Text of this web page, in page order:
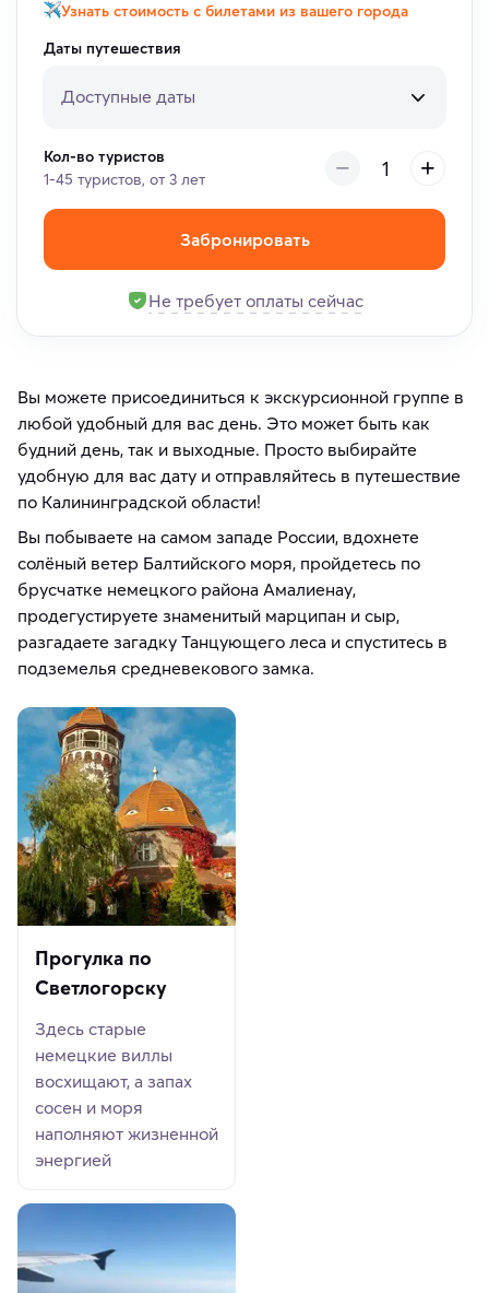
Узнать стоимость с билетами из вашего города
Даты путешествия
Доступные даты
Кол-во туристов
1-45 туристов, от 3 лет
Забронировать
Не требует оплаты сейчас
Вы можете присоединиться к экскурсионной группе в
любой удобный для вас день. Это может быть как
будний день, так и выходные. Просто выбирайте
удобную для вас дату и отправляйтесь в путешествие
по Калининградской области!
Вы побываете на самом западе России, вдохнете
солёный ветер Балтийского моря, пройдетесь по
брусчатке немецкого района Амалиенау,
продегустируете знаменитый марципан и сыр,
разгадаете загадку Танцующего леса и спуститесь в
подземелья средневекового замка.
Прогулка по
Светлогорску
Здесь старые
немецкие виллы
восхищают, а запах
сосен и моря
наполняют жизненной
энергией